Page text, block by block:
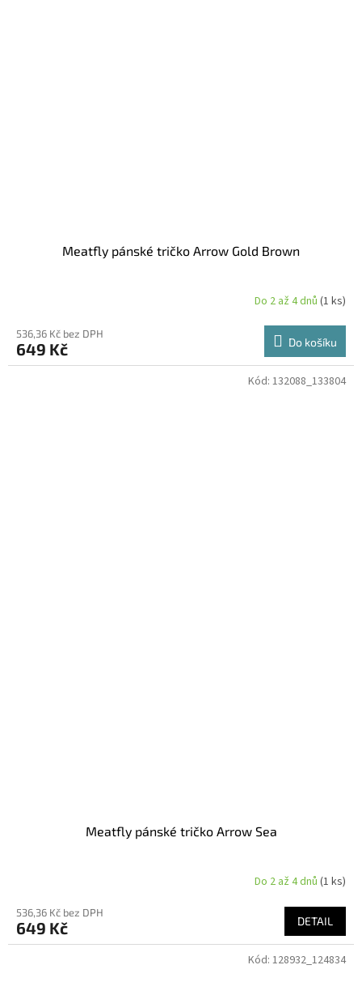
Meatfly pánské tričko Arrow Gold Brown
Do 2 až 4 dnů (1 ks)
536,36 Kč bez DPH
649 Kč Do košíku
Meatfly pánské tričko Arrow Sea
Do 2 až 4 dnů (1 ks)
536,36 Kč bez DPH
649 Kč DETAIL
Kód: 132088_133804
Kód: 128932_124834